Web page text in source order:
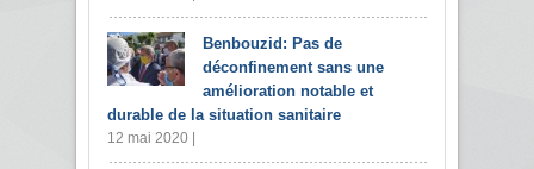
Benbouzid: Pas de
déconfinement sans une
amélioration notable et
durable de la situation sanitaire
12 mai 2020 |